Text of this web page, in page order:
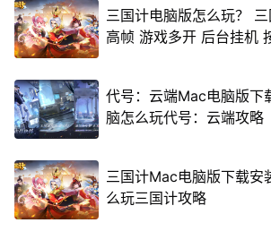
三国计电脑版怎么玩？
高帧 游戏多开 后台挂机
代号：云端Mac电脑版下
脑怎么玩代号：云端攻略
三国计Mac电脑版下载安
么玩三国计攻略